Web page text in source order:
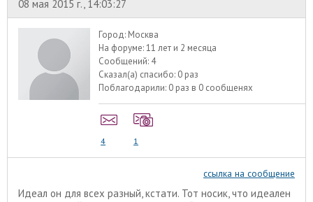
08 мая 2015 г., 14:03:27
Город: Москва
На форуме:11 лет и 2 месяца
Сообщений: 4
Сказал(а) спасибо: 0 раз
Поблагодарили: 0 раз в 0 сообщенях
4 1
ссылка на сообщение
Идеал он для всех разный, кстати. Тот носик, что идеален